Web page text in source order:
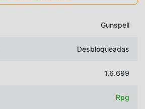
Gunspell
Desbloqueadas
1.6.699
Rpg